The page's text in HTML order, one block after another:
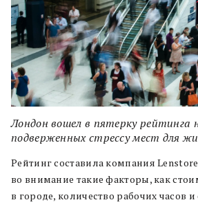
Лондон вошел в пятерку рейтинга
подверженных стрессу мест для
Рейтинг составила компания
во внимание такие факторы, как
в городе, количество рабочих часов